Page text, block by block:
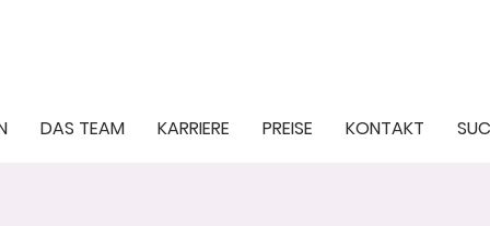
DAS TEAM KARRIERE PREISE KONTAKT